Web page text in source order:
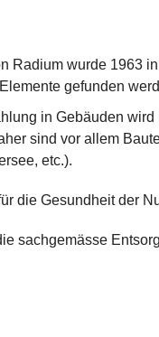
Radium wurde 1963
gefunden
in Gebäuden
sind vor allem
etc.).
die Gesundheit der
sachgemässe